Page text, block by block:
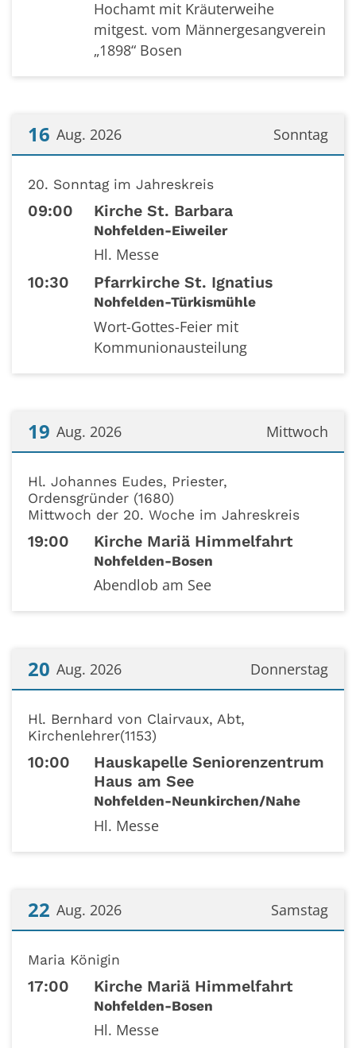
Hochamt mit Kräuterweihe
mitgest. vom Männergesangverein
„1898“ Bosen
Sonntag
16 Aug. 2026
20. Sonntag im Jahreskreis
09:00 Kirche St. Barbara
Nohfelden-Eiweiler
Hl. Messe
10:30 Pfarrkirche St. Ignatius
Nohfelden-Türkismühle
Wort-Gottes-Feier mit
Kommunionausteilung
Mittwoch
19 Aug. 2026
Hl. Johannes Eudes, Priester,
Ordensgründer (1680)
Mittwoch der 20. Woche im Jahreskreis
19:00 Kirche Mariä Himmelfahrt
Nohfelden-Bosen
Abendlob am See
Donnerstag
20 Aug. 2026
Hl. Bernhard von Clairvaux, Abt,
Kirchenlehrer(1153)
10:00
Hauskapelle Seniorenzentrum
Haus am See
Nohfelden-Neunkirchen/Nahe
Hl. Messe
Samstag
22 Aug. 2026
Maria Königin
17:00 Kirche Mariä Himmelfahrt
Nohfelden-Bosen
Hl. Messe